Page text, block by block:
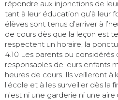
répondre aux injonctions de
tant à leur éducation qu’à leur
élèves sont tenus d’arriver à
de cours dès que la leçon est
respectent un horaire, la
4.10 Les parents ou
responsables de leurs enfants
heures de cours. Ils veilleront à
l’école et à les surveiller dès la
n’est ni une garderie ni une aire